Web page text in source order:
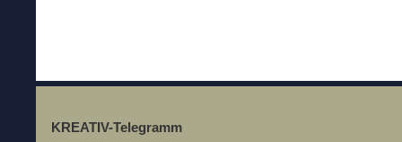
KREATIV-Telegramm